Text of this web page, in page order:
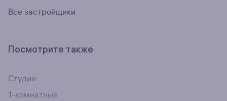
Все застройщики
Посмотрите также
Студии
1-комнатные